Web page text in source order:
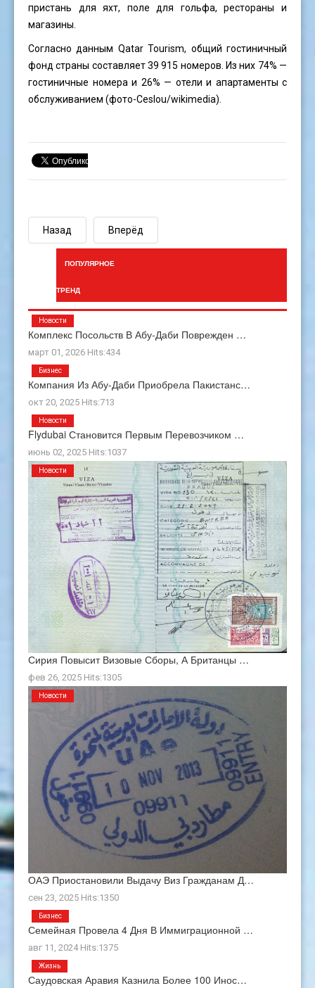
пристань для яхт, поле для гольфа, рестораны и
магазины.
Согласно данным Qatar Tourism, общий гостиничный
фонд страны составляет 39 915 номеров. Из них 74% —
гостиничные номера и 26% — отели и апартаменты с
обслуживанием (фото-Ceslou/wikimedia).
Назад Вперёд
ПОПУЛЯРНОЕ
ТРЕНД
Комплекс Посольств В Абу-Даби Поврежден …
март 01, 2026 Hits:434
Новости
Компания Из Абу-Даби Приобрела Пакистанс…
окт 20, 2025 Hits:713
Бизнес
Flydubai Становится Первым Перевозчиком …
июнь 02, 2025 Hits:1037
Новости
Сирия Повысит Визовые Сборы, А Британцы …
фев 26, 2025 Hits:1305
Новости
ОАЭ Приостановили Выдачу Виз Гражданам Д…
сен 23, 2025 Hits:1350
Новости
Семейная Провела 4 Дня В Иммиграционной …
авг 11, 2024 Hits:1375
Бизнес
Саудовская Аравия Казнила Более 100 Инос…
Жизнь